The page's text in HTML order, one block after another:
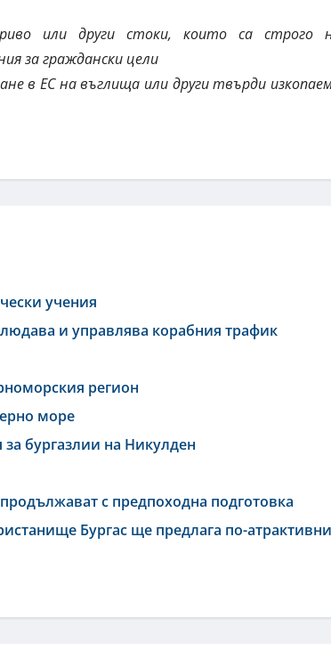
или други стоки, които са строго
за граждански цели
в ЕС на въглища или други твърди
учения
и управлява корабния трафик
регион
море
бургазлии на Никулден
с предпоходна подготовка
Бургас ще предлага по-атрактивни